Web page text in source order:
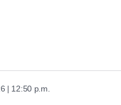
| 12:50 p.m.